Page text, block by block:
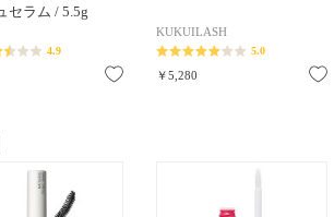
セラム / 5.5g
4.9
お気に入り
KUKUILASH
5.0
￥5,280